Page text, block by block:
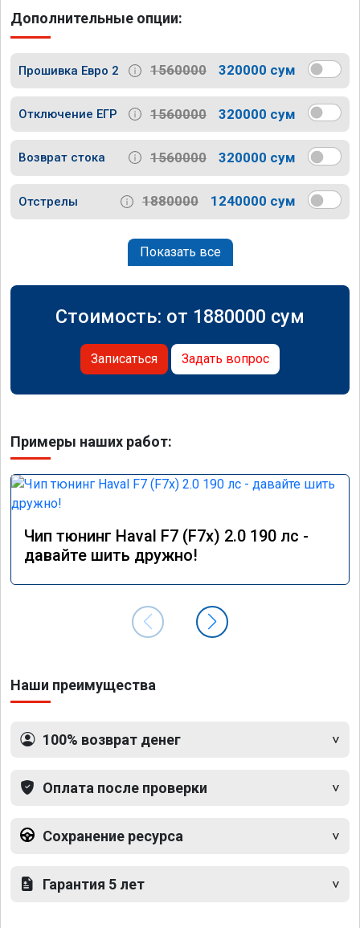
Дополнительные опции:
Прошивка Евро 2 1560000 320000 сум
Отключение ЕГР 1560000 320000 сум
Возврат стока 1560000 320000 сум
Отстрелы 1880000 1240000 сум
Показать все
Стоимость: от 1880000 сум
Записаться Задать вопрос
Примеры наших работ:
Чип тюнинг Haval F7 (F7x) 2.0 190 лс -
давайте шить дружно!
Наши преимущества
100% возврат денег
Оплата после проверки
Сохранение ресурса
Гарантия 5 лет